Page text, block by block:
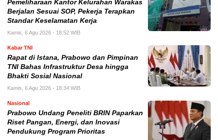
Pemeliharaan Kantor Kelurahan Warakas
Berjalan Sesuai SOP, Pekerja Terapkan
Standar Keselamatan Kerja
Kamis, 6 Agu 2026 - 18:52 WIB
Kabar TNI
Rapat di Istana, Prabowo dan Pimpinan
TNI Bahas Infrastruktur Desa hingga
Bhakti Sosial Nasional
Kamis, 6 Agu 2026 - 18:34 WIB
Nasional
Prabowo Undang Peneliti BRIN Paparkan
Riset Pangan, Energi, dan Inovasi
Pendukung Program Prioritas